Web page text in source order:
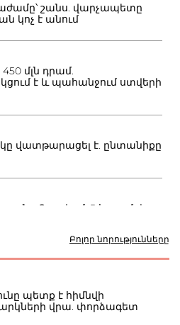
Բոլոր նորությունները
պետք է հիմնվի
վրա. փորձագետ
շանս. վարչապետը
կոչ է անում
մլն դրամ.
է և պահանջում ստվերի
վատթարացել է. ընտանիքը
Բաքվում. 5 հայ ըմբիշ